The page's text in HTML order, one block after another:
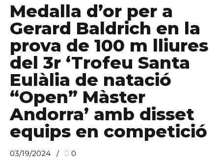
C/ Narciso Yepes s/n AD300 Ordino
Medalla d’or per a
Gerard Baldrich en la
prova de 100 m lliures
del 3r ‘Trofeu Santa
Eulàlia de natació
“Open” Màster
Andorra’ amb disset
equips en competició
03/19/2024 0